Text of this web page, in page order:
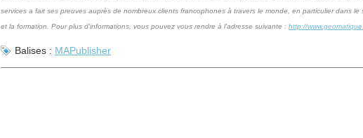
services a fait ses preuves auprès de nombreux clients francophones à travers le monde, en particulier dans le
et la formation. Pour plus d'informations, vous pouvez vous rendre à l'adresse suivante : http://
Balises : MAPublisher